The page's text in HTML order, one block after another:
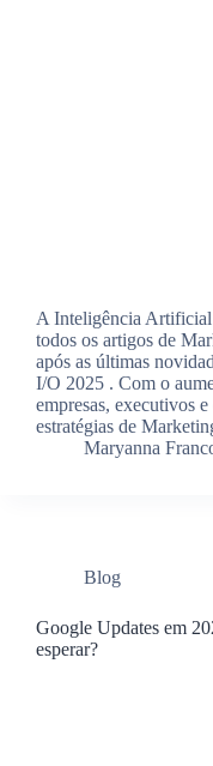
A Inteligência Artificial
todos os artigos de
após as últimas
I/O 2025 . Com o
empresas, executivos
estratégias de
Maryanna
Blog
Google Updates em
esperar?